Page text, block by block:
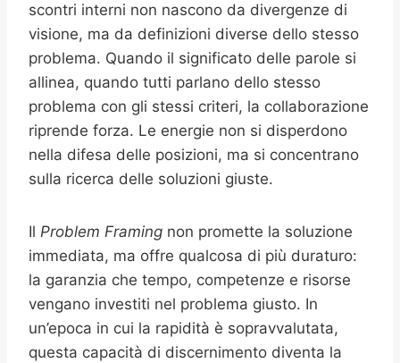
scontri interni non nascono da divergenze di
visione, ma da definizioni diverse dello stesso
problema. Quando il significato delle parole si
allinea, quando tutti parlano dello stesso
problema con gli stessi criteri, la collaborazione
riprende forza. Le energie non si disperdono
nella difesa delle posizioni, ma si concentrano
sulla ricerca delle soluzioni giuste.
Il Problem Framing non promette la soluzione
immediata, ma offre qualcosa di più duraturo:
la garanzia che tempo, competenze e risorse
vengano investiti nel problema giusto. In
un’epoca in cui la rapidità è sopravvalutata,
questa capacità di discernimento diventa la